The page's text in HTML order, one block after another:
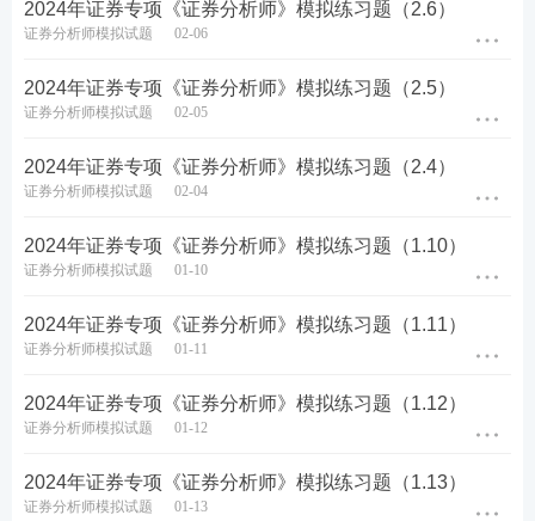
2024年证券专项《证券分析师》模拟练习题（2.6）
证券分析师模拟试题 02-06
2024年证券专项《证券分析师》模拟练习题（2.5）
证券分析师模拟试题 02-05
2024年证券专项《证券分析师》模拟练习题（2.4）
证券分析师模拟试题 02-04
2024年证券专项《证券分析师》模拟练习题（1.10）
证券分析师模拟试题 01-10
2024年证券专项《证券分析师》模拟练习题（1.11）
证券分析师模拟试题 01-11
2024年证券专项《证券分析师》模拟练习题（1.12）
证券分析师模拟试题 01-12
2024年证券专项《证券分析师》模拟练习题（1.13）
证券分析师模拟试题 01-13